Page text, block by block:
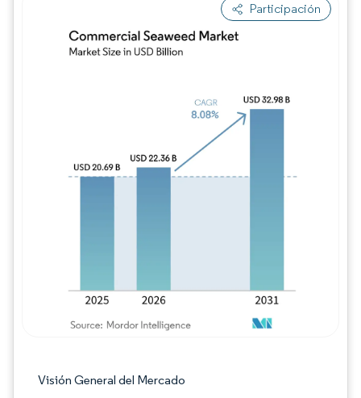
Participación
Visión General del Mercado